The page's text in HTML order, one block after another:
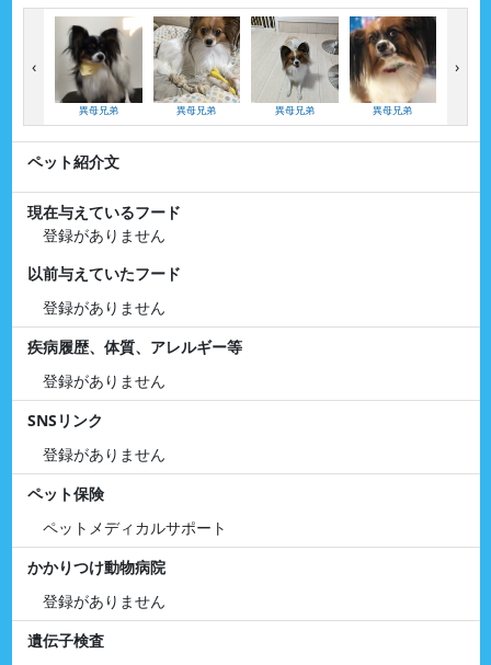
異母兄弟 異母兄弟 異母兄弟 異母兄弟
‹ ›
ペット紹介文
現在与えているフード
登録がありません
以前与えていたフード
登録がありません
疾病履歴、体質、アレルギー等
登録がありません
SNSリンク
登録がありません
ペット保険
ペットメディカルサポート
かかりつけ動物病院
登録がありません
遺伝子検査